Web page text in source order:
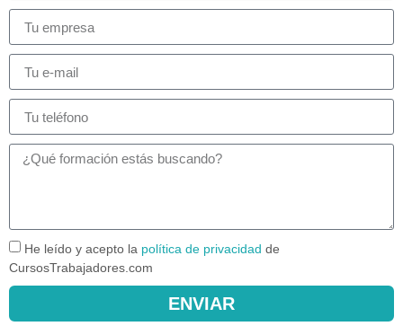
He leído y acepto la política de privacidad de
CursosTrabajadores.com
ENVIAR